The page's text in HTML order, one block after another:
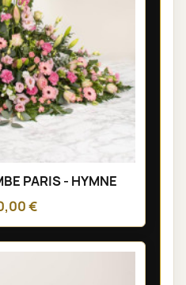
PARIS - HYMNE
€